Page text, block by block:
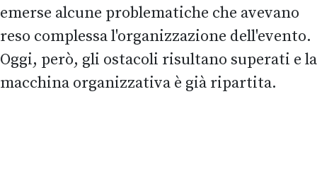
emerse alcune problematiche che avevano
reso complessa l'organizzazione dell'evento.
Oggi, però, gli ostacoli risultano superati e la
macchina organizzativa è già ripartita.